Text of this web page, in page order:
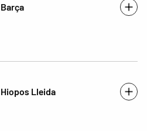
Barça
Hiopos Lleida